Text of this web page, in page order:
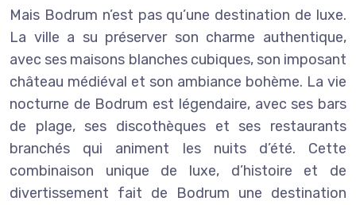
Mais Bodrum n’est pas qu’une destination de luxe.
La ville a su préserver son charme authentique,
avec ses maisons blanches cubiques, son imposant
château médiéval et son ambiance bohème. La vie
nocturne de Bodrum est légendaire, avec ses bars
de plage, ses discothèques et ses restaurants
branchés qui animent les nuits d’été. Cette
combinaison unique de luxe, d’histoire et de
divertissement fait de Bodrum une destination